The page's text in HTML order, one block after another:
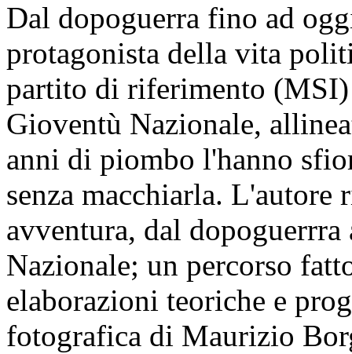
Dal dopoguerra fino ad
protagonista della vita
partito di riferimento (MSI)
Gioventù Nazionale,
anni di piombo l'hanno
senza macchiarla. L'autore
avventura, dal
Nazionale; un percorso
elaborazioni teoriche e
fotografica di Maurizio